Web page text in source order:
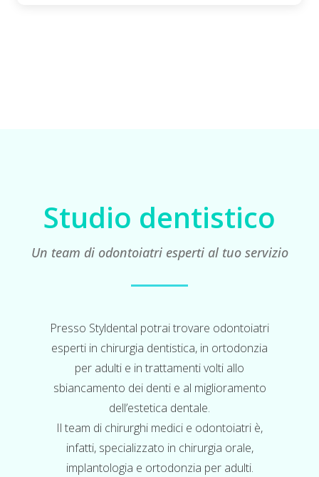
Studio dentistico
Un team di odontoiatri esperti al tuo servizio
Presso Styldental potrai trovare odontoiatri
esperti in chirurgia dentistica, in ortodonzia
per adulti e in trattamenti volti allo
sbiancamento dei denti e al miglioramento
dell’estetica dentale.
Il team di chirurghi medici e odontoiatri è,
infatti, specializzato in chirurgia orale,
implantologia e ortodonzia per adulti.